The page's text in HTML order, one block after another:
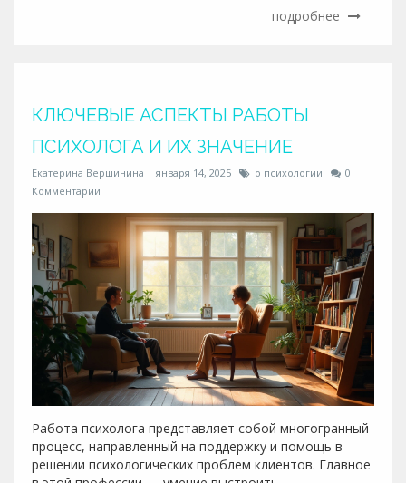
ему ближе всего. Особое внимание уделено тем
направлениям, которые демонстрируют наибольшую
подробнее
КЛЮЧЕВЫЕ АСПЕКТЫ РАБОТЫ
ПСИХОЛОГА И ИХ ЗНАЧЕНИЕ
Екатерина Вершинина января 14, 2025 о психологии
0
Комментарии
Работа психолога представляет собой многогранный
процесс, направленный на поддержку и помощь в
решении психологических проблем клиентов. Главное